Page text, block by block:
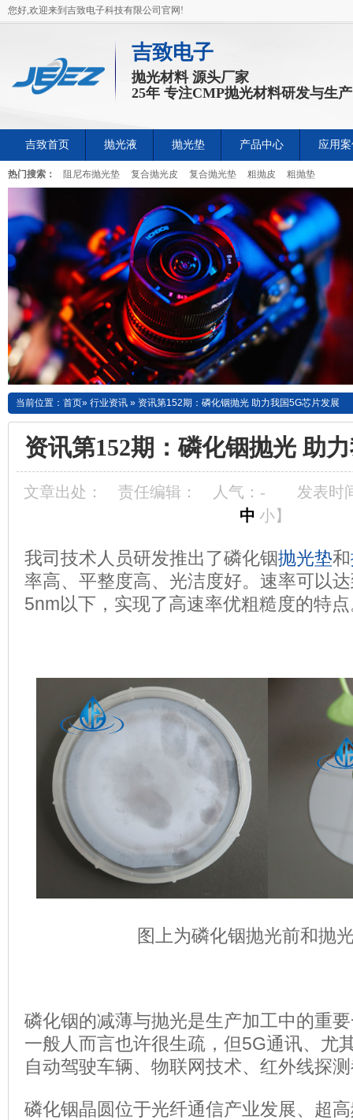
您好,欢迎来到吉致电子科技有限公司官网!
吉致电子
抛光材料 源头厂家
25年 专注CMP抛光材料研发与生产
吉致首页 抛光液 抛光垫 产品中心 应用
热门搜索： 阻尼布抛光垫 复合抛光皮 复合抛光垫 粗抛皮 粗抛垫
当前位置： 首页» 行业资讯 » 资讯第152期：磷化铟抛光 助力我国5G芯片发展
资讯第152期：磷化铟抛光 助
文章出处： 责任编辑： 人气： -
发表时
中 小】
我司技术人员研发推出了磷化铟抛光垫和
率高、平整度高、光洁度好。速率可以
5nm以下，实现了高速率优粗糙度的特
图上为磷化铟抛光前和抛
磷化铟的减薄与抛光是生产加工中的重
一般人而言也许很生疏，但5G通讯、尤
自动驾驶车辆、物联网技术、红外线探
磷化铟晶圆位于光纤通信产业发展、超